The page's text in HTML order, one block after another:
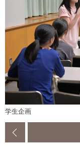
学生企画